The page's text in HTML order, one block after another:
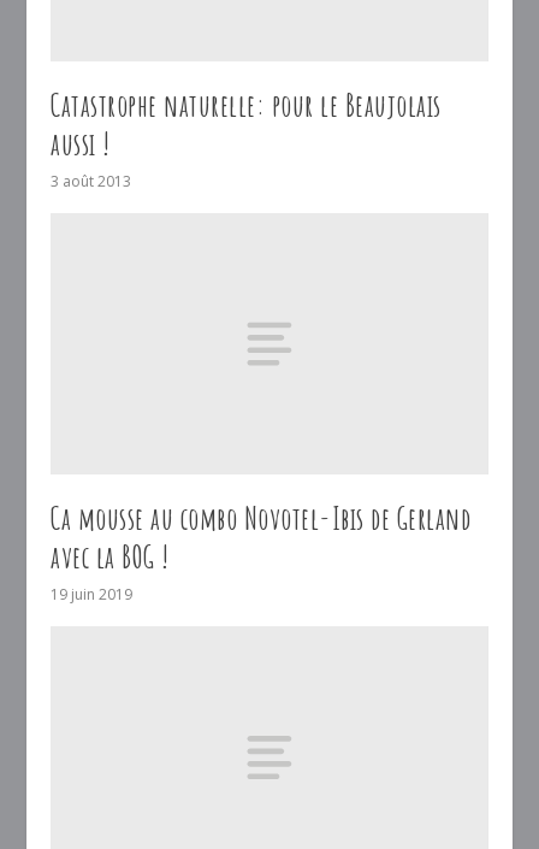
Catastrophe naturelle: pour le Beaujolais
aussi !
3 août 2013
Ca mousse au combo Novotel-Ibis de Gerland
avec la BOG !
19 juin 2019